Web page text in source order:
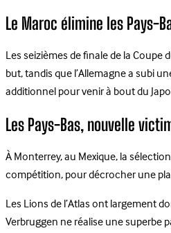
Le Maroc élimine les Pays-
Les seizièmes de finale de la
but, tandis que l’Allemagne a subi
additionnel pour venir à bout du
Les Pays-Bas, nouvelle
À Monterrey, au Mexique, la
compétition, pour décrocher une
Les Lions de l’Atlas ont largement
Verbruggen ne réalise une superbe